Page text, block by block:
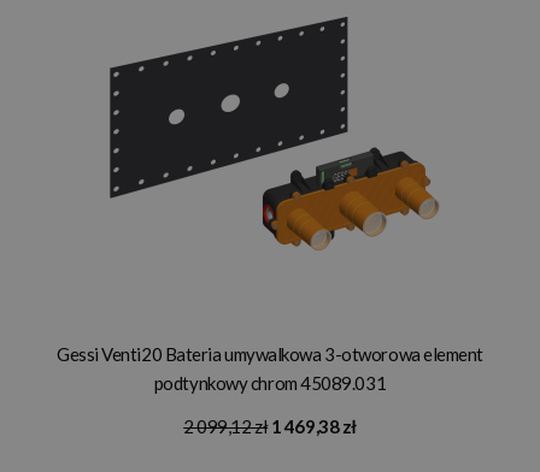
Gessi Venti20 Bateria umywalkowa 3-otworowa element
podtynkowy chrom 45089.031
2 099,12 zł 1 469,38 zł